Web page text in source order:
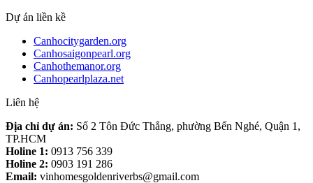
Dự án liền kề
Canhocitygarden.org
Canhosaigonpearl.org
Canhothemanor.org
Canhopearlplaza.net
Liên hệ
Địa chỉ dự án: Số 2 Tôn Đức Thắng, phường Bến Nghé, Quận 1,
TP.HCM
Holine 1: 0913 756 339
Holine 2: 0903 191 286
Email: vinhomesgoldenriverbs@gmail.com